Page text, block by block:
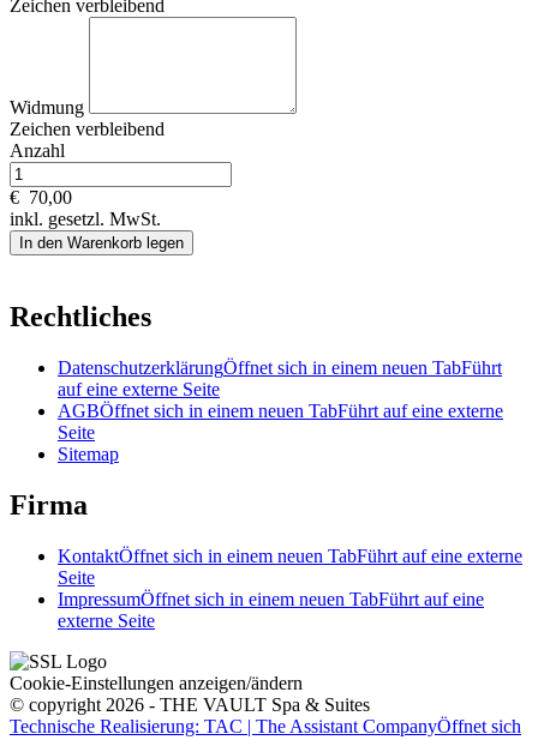
Zeichen verbleibend
Widmung
Zeichen verbleibend
Anzahl
€ 70,00
inkl. gesetzl. MwSt.
In den Warenkorb legen
Rechtliches
DatenschutzerklärungÖffnet sich in einem neuen TabFührt
auf eine externe Seite
AGBÖffnet sich in einem neuen TabFührt auf eine externe
Seite
Sitemap
Firma
KontaktÖffnet sich in einem neuen TabFührt auf eine externe
Seite
ImpressumÖffnet sich in einem neuen TabFührt auf eine
externe Seite
Cookie-Einstellungen anzeigen/ändern
© copyright 2026 - THE VAULT Spa & Suites
Technische Realisierung: TAC | The Assistant CompanyÖffnet sich